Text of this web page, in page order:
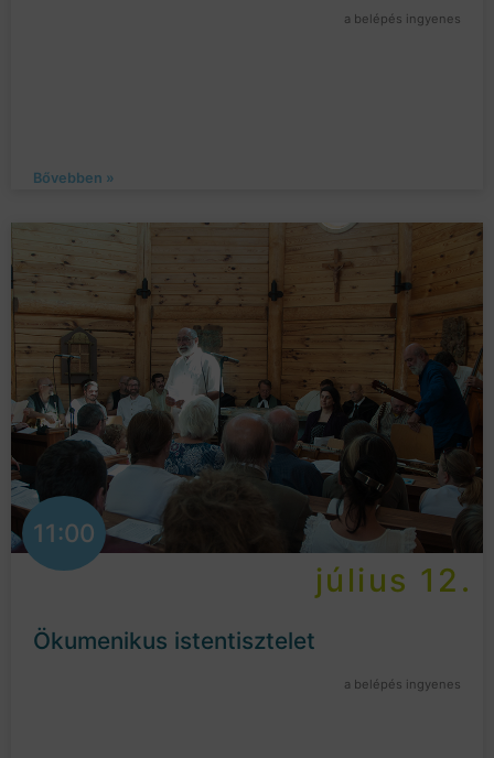
a belépés ingyenes
Bővebben »
11:00
július 12.
Ökumenikus istentisztelet
a belépés ingyenes